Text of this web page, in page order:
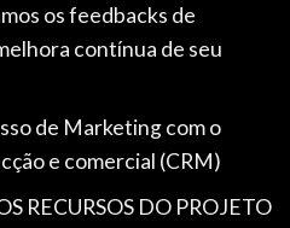
os feedbacks de
contínua de seu
de Marketing com o
e comercial (CRM)
RECURSOS DO PROJETO